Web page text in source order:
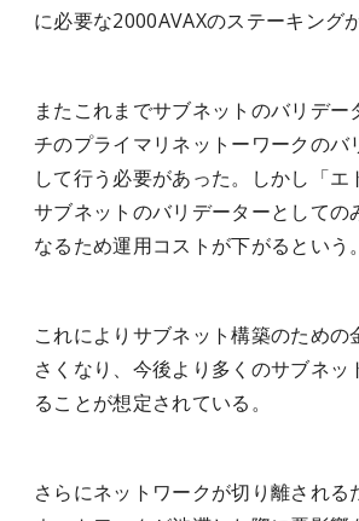
に必要な2000AVAXのステーキング
またこれまでサブネットのバリデー
チのプライマリネットーワークのバ
して行う必要があった。しかし「エ
サブネットのバリデーターとしての
なるため運用コストが下がるという。
これによりサブネット構築のための
さくなり、今後より多くのサブネッ
ることが想定されている。
さらにネットワークが切り離される